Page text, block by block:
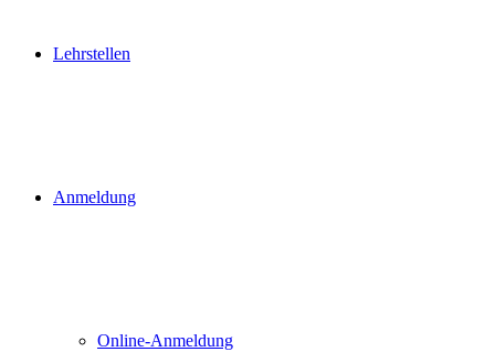
Lehrstellen
Anmeldung
Online-Anmeldung